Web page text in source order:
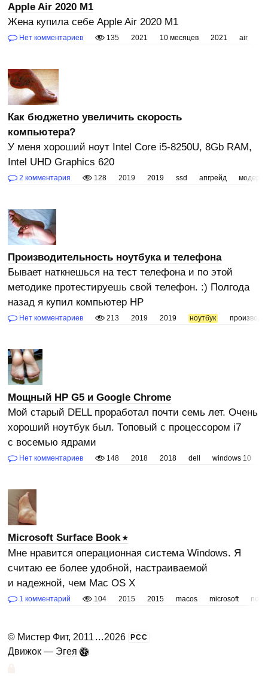
Apple Air 2020 M1
Жена купила себе Apple Air 2020 M1
Нет комментариев 135 2021 10 месяцев 2021 air
Как бюджетно увеличить скорость
компьютера?
У меня хороший ноут Intel Core i5-8250U, 8Gb RAM,
Intel UHD Graphics 620
2 комментария 128 2019 2019 ssd апгрейд
Производительность ноутбука и телефона
Бывает наткнешься на тест телефона и по этой
методике протестируешь свой телефон. :) Полгода
назад я купил компьютер HP
Нет комментариев 213 2019 2019 ноутбук
Мощный HP G5 и Google Chrome
Мой старый DELL проработал почти семь лет. Очень
хороший ноутбук был. Топовый с процессором i7
с восемью ядрами
Нет комментариев 148 2018 2018 dell windows 10
Microsoft Surface Book
Мне нравится операционная система Windows. Я
считаю ее более удобной, настраиваемой
и надежной, чем Mac OS X
1 комментарий 104 2015 2015 macos microsoft
© Мистер Фит, 2011 ...2026 РСС
Движок — Эгея